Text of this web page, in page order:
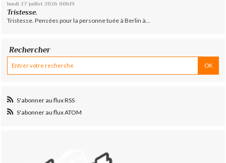
lundi 27 juillet 2026 00h19
Tristesse.
Tristesse. Pensées pour la personne tuée à Berlin à...
Rechercher
S'abonner au flux RSS
S'abonner au flux ATOM